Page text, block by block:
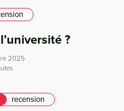
?
2025
recension